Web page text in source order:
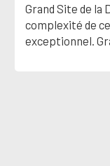
Grand Site de la
complexité de
exceptionnel.